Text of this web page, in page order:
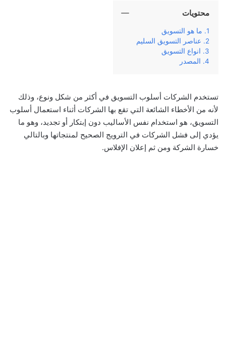
محتويات
ما هو التسويق
عناصر التسويق السليم
انواع التسويق
المصدر
تستخدم الشركات أسلوب التسويق في أكثر من شكل ونوع، وذلك
لأنه من الأخطاء الشائعة التي تقع بها الشركات أثناء استعمال أسلوب
التسويق، هو استخدام نفس الأساليب دون إبتكار أو تجديد، وهو ما
يؤدي إلى فشل الشركات في الترويج الصحيح لمنتجاتها وبالتالي
خسارة الشركة ومن ثم إعلان الإفلاس.